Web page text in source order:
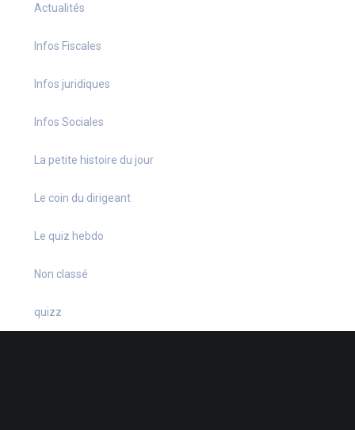
Actualités
Infos Fiscales
Infos juridiques
Infos Sociales
La petite histoire du jour
Le coin du dirigeant
Le quiz hebdo
Non classé
quizz